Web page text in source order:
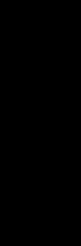
ties